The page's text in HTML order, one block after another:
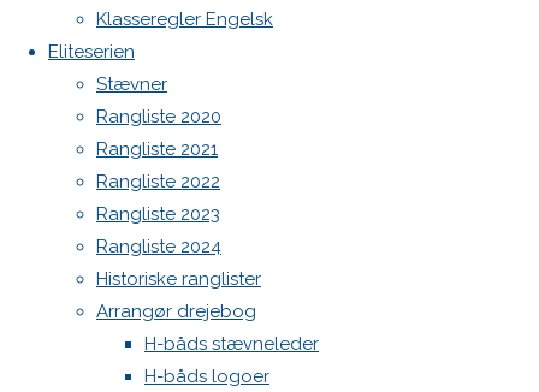
Klasseregler Engelsk
Eliteserien
Stævner
Rangliste 2020
Rangliste 2021
Rangliste 2022
Rangliste 2023
Rangliste 2024
Historiske ranglister
Arrangør drejebog
H-båds stævneleder
H-båds logoer
et
svar
Din e-
mailadresse
vil ikke
blive
publiceret.
Krævede
WordPress.org